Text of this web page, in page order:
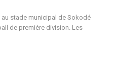
stade municipal de Sokodé
de première division. Les